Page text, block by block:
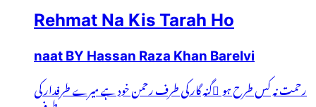
Rehmat Na Kis Tarah Ho
naat BY Hassan Raza Khan Barelvi
رحمت نہ کس طرح ہو ُگنہ گار کی طرف رحمن خود ہے میرے طرفدار کی